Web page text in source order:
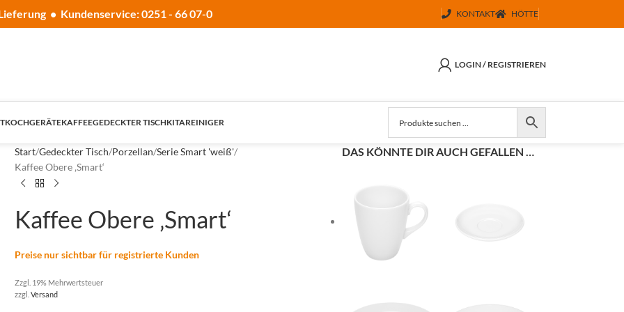
• Kundenservice: 0251 - 66 07-0 KONTAKT HÖTTE
LOGIN / REGISTRIEREN
KOCHGERÄTEKAFFEEGEDECKTER TISCHKITAREINIGER
Start Gedeckter Tisch Porzellan Serie Smart 'weiß'
Kaffee Obere ‚Smart‘
Kaffee Obere ‚Smart‘
Preise nur sichtbar für registrierte Kunden
Zzgl. 19% Mehrwertsteuer
zzgl.Versand
DAS KÖNNTE DIR AUCH GEFALLEN …